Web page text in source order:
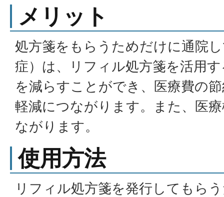
メリット
処方箋をもらうためだけに通院
症）は、リフィル処方箋を活用
を減らすことができ、医療費の
軽減につながります。また、医
ながります。
使用方法
リフィル処方箋を発行してもら